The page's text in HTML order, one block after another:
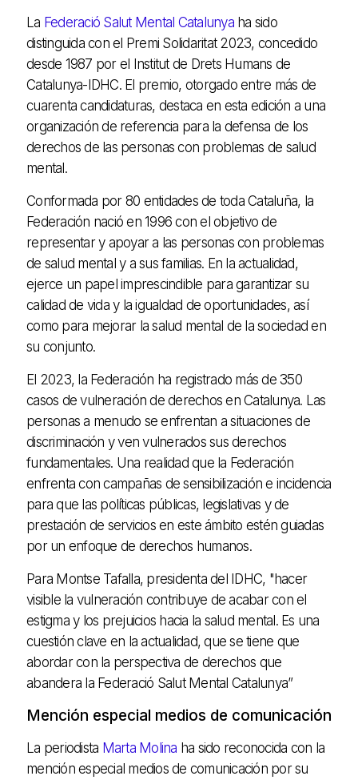
La Federació Salut Mental Catalunyaha sido
distinguida con el Premi Solidaritat 2023, concedido
desde 1987 por el Institut de Drets Humans de
Catalunya-IDHC. El premio, otorgado entre más de
cuarenta candidaturas, destaca en esta edición a una
organización de referencia para la defensa de los
derechos de las personas con problemas de salud
mental.
Conformada por 80 entidades de toda Cataluña, la
Federación nació en 1996 con el objetivo de
representar y apoyar a las personas con problemas
de salud mental y a sus familias. En la actualidad,
ejerce un papel imprescindible para garantizar su
calidad de vida y la igualdad de oportunidades, así
como para mejorar la salud mental de la sociedad en
su conjunto.
El 2023, la Federación ha registrado más de 350
casos de vulneración de derechos en Catalunya. Las
personas a menudo se enfrentan a situaciones de
discriminación y ven vulnerados sus derechos
fundamentales. Una realidad que la Federación
enfrenta con campañas de sensibilización e incidencia
para que las políticas públicas, legislativas y de
prestación de servicios en este ámbito estén guiadas
por un enfoque de derechos humanos.
Para Montse Tafalla, presidenta del IDHC, "hacer
visible la vulneración contribuye de acabar con el
estigma y los prejuicios hacia la salud mental. Es una
cuestión clave en la actualidad, que se tiene que
abordar con la perspectiva de derechos que
abandera la Federació Salut Mental Catalunya”
Mención especial medios de comunicación
La periodista Marta Molina ha sido reconocida con la
mención especial medios de comunicación por su